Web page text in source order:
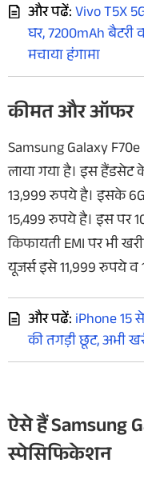
और पढें:Vivo T5X
घर, 7200mAh
मचाया हंगामा
कीमत और ऑफर
Samsung Galaxy
लाया गया है। इस हैंडसेट
13,999 रुपये है। इसके
15,499 रुपये है। इस पर
किफायती EMI पर भी
यूजर्स इसे 11,999 रुपये
और पढें: iPhone 15
की तगड़ी छूट, अभी
ऐसे हैं Samsung
स्पेसिफिकेशन